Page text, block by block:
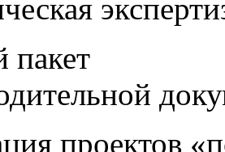
проектов